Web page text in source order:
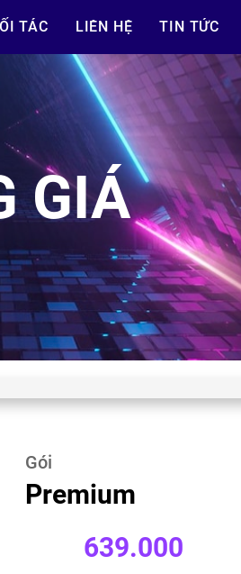
TÁC LIÊN HỆ TIN TỨC
GIÁ
Gói
Premium
639.000